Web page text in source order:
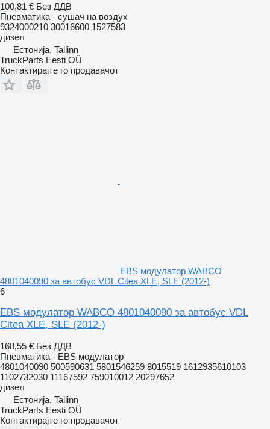
100,81 € Без ДДВ
Пневматика - сушач на воздух
9324000210 30016600 1527583
дизел
Естонија, Tallinn
TruckParts Eesti OÜ
Контактирајте го продавачот
EBS модулатор WABCO
4801040090 за автобус VDL Citea XLE, SLE (2012-)
6
EBS модулатор WABCO 4801040090 за автобус VDL
Citea XLE, SLE (2012-)
168,55 € Без ДДВ
Пневматика - EBS модулатор
4801040090 500590631 5801546259 8015519 1612935610103
1102732030 11167592 759010012 20297652
дизел
Естонија, Tallinn
TruckParts Eesti OÜ
Контактирајте го продавачот